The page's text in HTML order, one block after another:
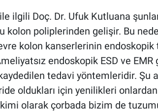
ilgili Doç. Dr. Ufuk Kutluana
kolon poliplerinden gelişir. Bu
kolon kanserlerinin endoskopik
endoskopik ESD ve EMR
tedavi yöntemleridir. Şu
oldukları için yenilikleri
olarak çorbada bizim de